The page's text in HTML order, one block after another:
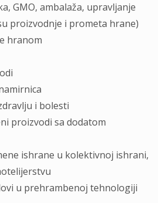
GMO, ambalaža, upravljanje
proizvodnje i prometa hrane)
hranom
i bolesti
proizvodi sa dodatom
ishrane u kolektivnoj ishrani,
u prehrambenoj tehnologiji